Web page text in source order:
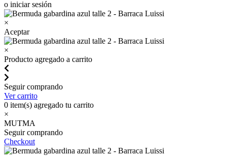
o iniciar sesión
×
Aceptar
×
Producto agregado a carrito
Seguir comprando
Ver carrito
0 item(s) agregado tu carrito
×
MUTMA
Seguir comprando
Checkout